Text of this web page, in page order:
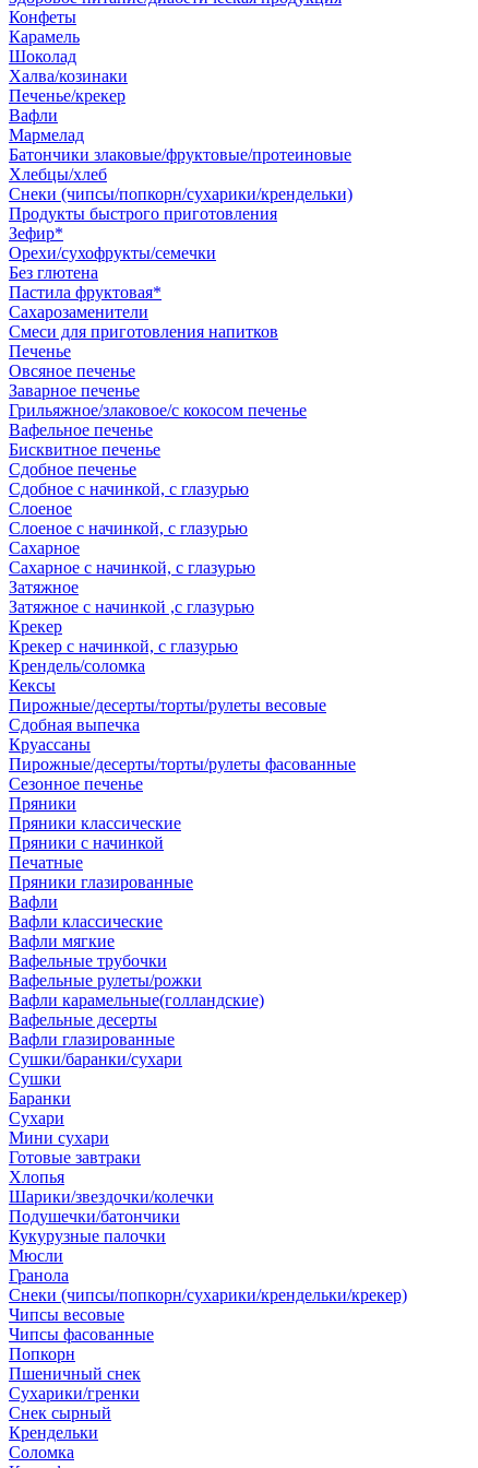
Конфеты
Карамель
Шоколад
Халва/козинаки
Печенье/крекер
Вафли
Мармелад
Батончики злаковые/фруктовые/протеиновые
Хлебцы/хлеб
Снеки (чипсы/попкорн/сухарики/крендельки)
Продукты быстрого приготовления
Зефир*
Орехи/сухофрукты/семечки
Без глютена
Пастила фруктовая*
Сахарозаменители
Смеси для приготовления напитков
Печенье
Овсяное печенье
Заварное печенье
Грильяжное/злаковое/с кокосом печенье
Вафельное печенье
Бисквитное печенье
Сдобное печенье
Сдобное с начинкой, с глазурью
Слоеное
Слоеное с начинкой, с глазурью
Сахарное
Сахарное с начинкой, с глазурью
Затяжное
Затяжное с начинкой ,с глазурью
Крекер
Крекер с начинкой, с глазурью
Крендель/соломка
Кексы
Пирожные/десерты/торты/рулеты весовые
Сдобная выпечка
Круассаны
Пирожные/десерты/торты/рулеты фасованные
Сезонное печенье
Пряники
Пряники классические
Пряники с начинкой
Печатные
Пряники глазированные
Вафли
Вафли классические
Вафли мягкие
Вафельные трубочки
Вафельные рулеты/рожки
Вафли карамельные(голландские)
Вафельные десерты
Вафли глазированные
Сушки/баранки/сухари
Сушки
Баранки
Сухари
Мини сухари
Готовые завтраки
Хлопья
Шарики/звездочки/колечки
Подушечки/батончики
Кукурузные палочки
Мюсли
Гранола
Снеки (чипсы/попкорн/сухарики/крендельки/крекер)
Чипсы весовые
Чипсы фасованные
Попкорн
Пшеничный снек
Сухарики/гренки
Снек сырный
Крендельки
Соломка